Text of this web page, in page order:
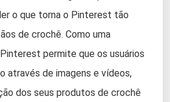
o que torna o Pinterest tão
de crochê. Como uma
permite que os usuários
através de imagens e vídeos,
dos seus produtos de crochê